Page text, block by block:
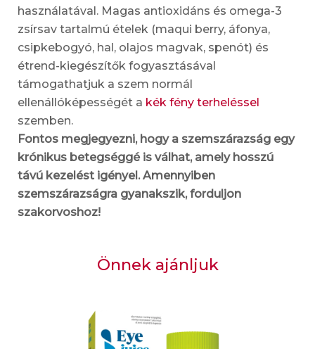
használatával. Magas antioxidáns és omega-3
zsírsav tartalmú ételek (maqui berry, áfonya,
csipkebogyó, hal, olajos magvak, spenót) és
étrend-kiegészítők fogyasztásával
támogathatjuk a szem normál
ellenállóképességét a kék fény terheléssel
szemben.
Fontos megjegyezni, hogy a szemszárazság egy
krónikus betegséggé is válhat, amely hosszú
távú kezelést igényel. Amennyiben
szemszárazságra gyanakszik, forduljon
szakorvoshoz!
Önnek ajánljuk